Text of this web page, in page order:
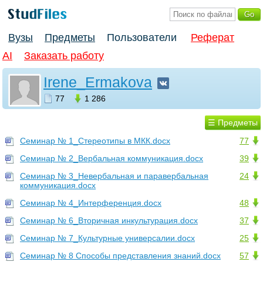
Вузы Предметы Пользователи
Реферат
AI
Заказать работу
Irene_Ermakova
77 1 286
☰ Предметы
77
Семинар № 1_Стереотипы в МКК.docx
39
Семинар № 2_Вербальная коммуникация.docx
24
Семинар № 3_Невербальная и паравербальная
коммуникация.docx
48
Семинар № 4_Интерференция.docx
37
Семинар № 6_Вторичная инкультурация.docx
25
Семинар № 7_Культурные универсалии.docx
57
Семинар № 8 Способы представления знаний.docx